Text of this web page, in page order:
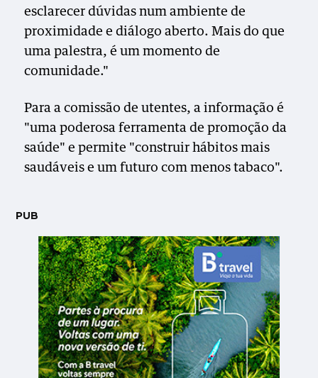
esclarecer dúvidas num ambiente de
proximidade e diálogo aberto. Mais do que
uma palestra, é um momento de
comunidade."
Para a comissão de utentes, a informação é
"uma poderosa ferramenta de promoção da
saúde" e permite "construir hábitos mais
saudáveis e um futuro com menos tabaco".
PUB